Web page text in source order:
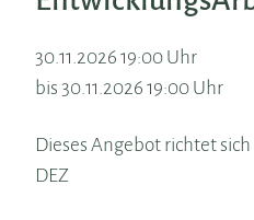
30.11.2026 19:00 Uhr
bis 30.11.2026 19:00 Uhr
Dieses Angebot richtet
DEZ